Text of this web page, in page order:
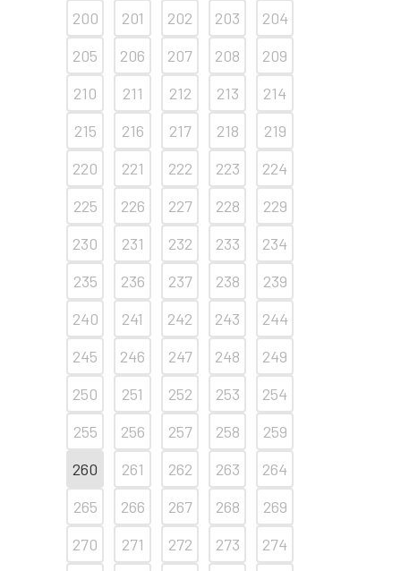
200
201 202 203
204
205
206 207 208
209
210
211 212 213
214
215
216 217 218
219
220
221 222 223
224
225
226 227 228
229
230
231 232 233
234
235
236 237 238
239
240
241 242 243
244
245
246 247 248
249
250
251 252 253
254
255
256 257 258
259
260
261 262 263
264
265
266 267 268
269
270
271 272 273
274